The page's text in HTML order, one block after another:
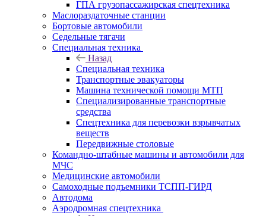
ГПА грузопассажирская спецтехника
Маслораздаточные станции
Бортовые автомобили
Седельные тягачи
Специальная техника
Назад
Специальная техника
Транспортные эвакуаторы
Машина технической помощи МТП
Специализированные транспортные
средства
Спецтехника для перевозки взрывчатых
веществ
Передвижные столовые
Командно-штабные машины и автомобили для
МЧС
Медицинские автомобили
Самоходные подъемники ТСПП-ГИРД
Автодома
Аэродромная спецтехника